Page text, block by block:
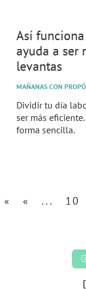
Así
ayuda a ser
levantas
MAÑANAS CON
Dividir tu día
ser más
forma sencilla.
« « ... 10